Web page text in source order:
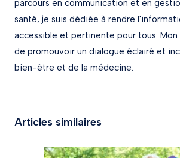
parcours en communication et en
santé, je suis dédiée à rendre
accessible et pertinente pour tous.
de promouvoir un dialogue éclairé et
bien-être et de la médecine.
Articles similaires